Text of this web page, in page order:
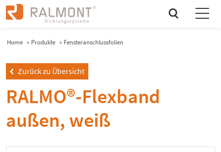
search
Home » Produkte » Fensteranschlussfolien
leftZurück zu Übersicht
RALMO®-Flexband
außen, weiß